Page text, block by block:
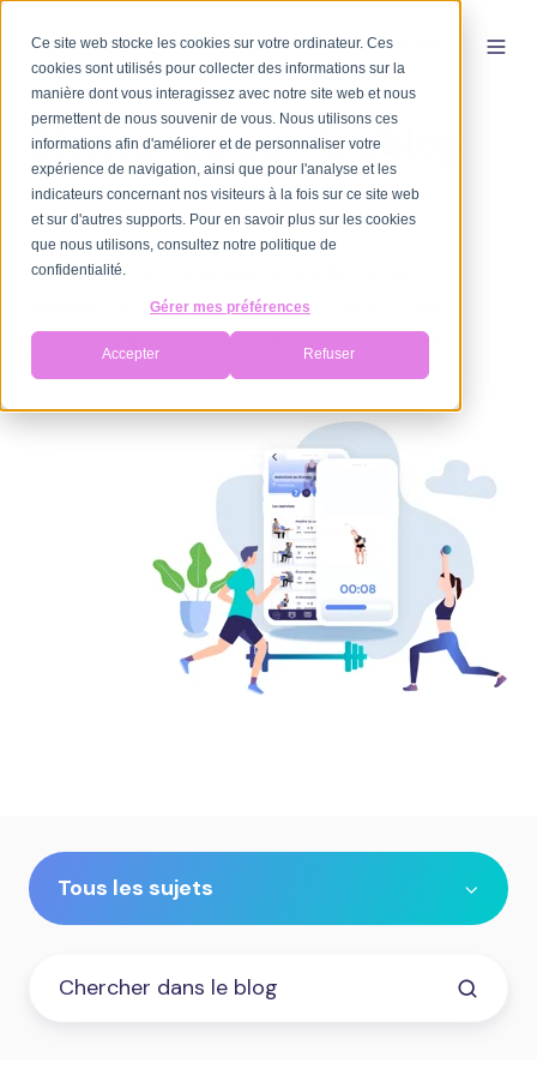
Ce site web stocke les cookies sur votre ordinateur. Ces
cookies sont utilisés pour collecter des informations sur la
manière dont vous interagissez avec notre site web et nous
permettent de nous souvenir de vous. Nous utilisons ces
informations afin d'améliorer et de personnaliser votre
expérience de navigation, ainsi que pour l'analyse et les
indicateurs concernant nos visiteurs à la fois sur ce site web
et sur d'autres supports. Pour en savoir plus sur les cookies
que nous utilisons, consultez notre politique de
confidentialité.
Gérer mes préférences
Accepter Refuser
FR-FR
Bienvenue sur Axoblog
Retrouvez nos articles-conseils sur la
prévention et la rééducation, nos articles
scientifiques,... Tout est là pour vous tenir
informer !
Tous les sujets